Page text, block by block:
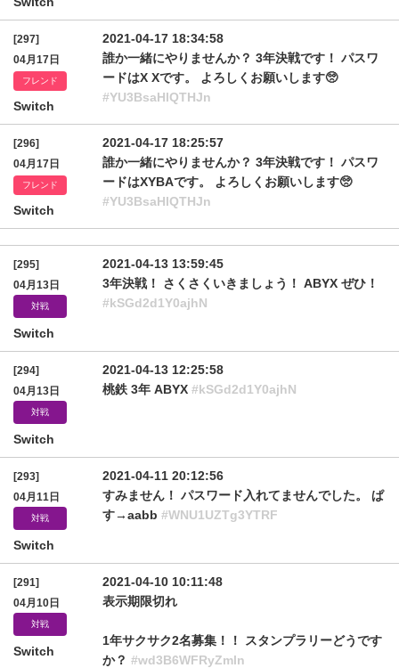
[297]
04月17日
フレンド
Switch
2021-04-17 18:34:58
誰か一緒にやりませんか？ 3年決戦です！ パスワ
ードはX Xです。 よろしくお願いします🥺
#YU3BsaHlQTHJn
[296]
04月17日
フレンド
Switch
2021-04-17 18:25:57
誰か一緒にやりませんか？ 3年決戦です！ パスワ
ードはXYBAです。 よろしくお願いします🥺
#YU3BsaHlQTHJn
[295]
04月13日
対戦
Switch
2021-04-13 13:59:45
3年決戦！ さくさくいきましょう！ ABYX ぜひ！
#kSGd2d1Y0ajhN
[294]
04月13日
対戦
Switch
2021-04-13 12:25:58
桃鉄 3年 ABYX #kSGd2d1Y0ajhN
[293]
04月11日
対戦
Switch
2021-04-11 20:12:56
すみません！ パスワード入れてませんでした。 ぱ
す→aabb #WNU1UZTg3YTRF
[291]
04月10日
対戦
Switch
2021-04-10 10:11:48
表示期限切れ
1年サクサク2名募集！！ スタンプラリーどうです
か？ #wd3B6WFRyZmln